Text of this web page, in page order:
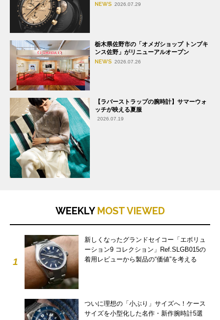
NEWS 2026.07.29
栃木県佐野市の「オメガショップ トンプキ
ンス佐野」がリニューアルオープン
NEWS 2026.07.26
【ラバーストラップの腕時計】サマーウォ
ッチが映える夏服
2026.07.19
WEEKLY MOST VIEWED
1
新しくなったグランドセイコー「エボリュ
ーション9 コレクション」Ref.SLGB015の
着用レビューから製品の“価値”を考える
ついに理想の「小ぶり」サイズへ！ケース
サイズを小型化した名作・新作腕時計5選